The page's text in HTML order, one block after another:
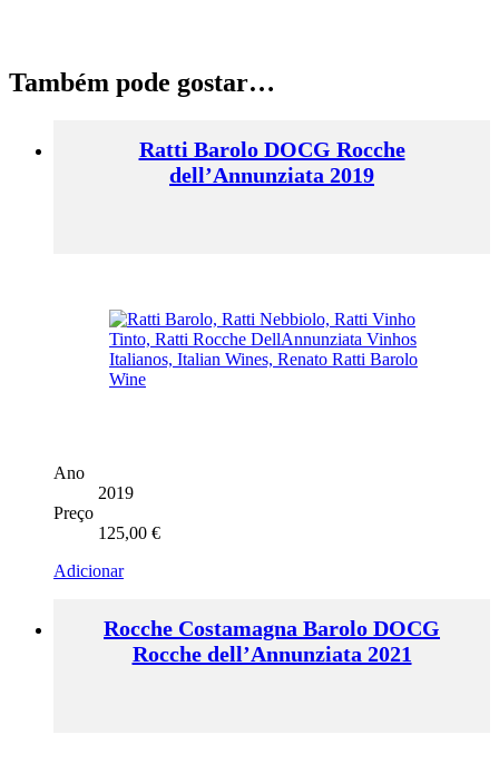
Também pode gostar…
Ratti Barolo DOCG Rocche
dell’Annunziata 2019
Ano
2019
Preço
125,00 €
Adicionar
Rocche Costamagna Barolo DOCG
Rocche dell’Annunziata 2021